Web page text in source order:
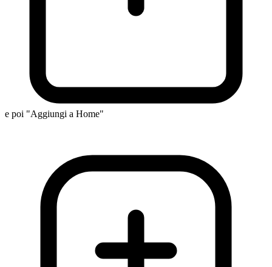
e poi "Aggiungi a Home"